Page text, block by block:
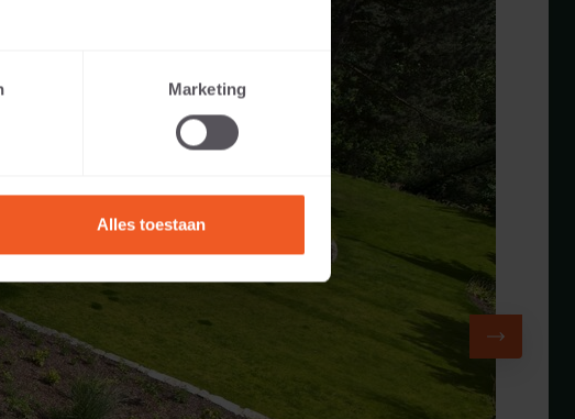
Marketing
Alles toestaan